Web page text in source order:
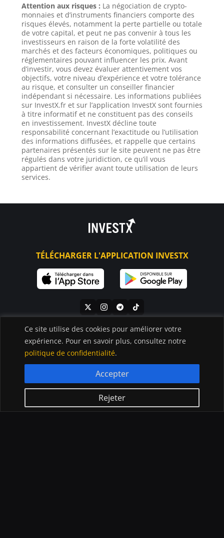
Ce site utilise des cookies pour améliorer votre
expérience. Pour en savoir plus, consultez notre
politique de confidentialité.
Rejeter
Accepter
Attention aux risques : La négociation de crypto-
monnaies et d’instruments financiers comporte des
risques élevés, notamment la perte partielle ou totale
de votre capital, et peut ne pas convenir à tous les
investisseurs en raison de la forte volatilité des
marchés et des facteurs économiques, politiques ou
réglementaires pouvant influencer les prix. Avant
d’investir, vous devez évaluer attentivement vos
objectifs, votre niveau d’expérience et votre tolérance
au risque, et consulter un conseiller financier
indépendant si nécessaire. Les informations publiées
sur InvestX.fr et sur l’application InvestX sont fournies
à titre informatif et ne constituent pas des conseils
en investissement. InvestX décline toute
responsabilité concernant l’exactitude ou l’utilisation
des informations diffusées, et rappelle que certains
partenaires présentés sur le site peuvent ne pas être
régulés dans votre juridiction, ce qu’il vous
appartient de vérifier avant toute utilisation de leurs
services.
TÉLÉCHARGER L'APPLICATION INVESTX
ACTU CRYPTO
Altcoins
Exchanges
NFTs
GUIDE
Débuter en trading
Quel âge pour trader ?
Quel broker choisir pour
trader ?